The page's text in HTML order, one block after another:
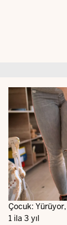
Çocuk:
1 ila 3 yıl